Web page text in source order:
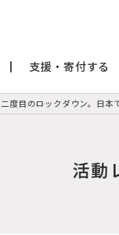
支援・寄付する
度目のロックダウン。日本
活動